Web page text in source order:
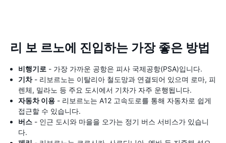
리 보 르노에 진입하는 가장 좋은 방법
비행기로 - 가장 가까운 공항은 피사 국제공항(PSA)입니다.
기차- 리보르노는 이탈리아 철도망과 연결되어 있으며 로마, 피
렌체, 밀라노 등 주요 도시에서 기차가 자주 운행됩니다.
자동차 이용 - 리보르노는 A12 고속도로를 통해 자동차로 쉽게
접근할 수 있습니다.
버스 - 인근 도시와 마을을 오가는 정기 버스 서비스가 있습니
다.